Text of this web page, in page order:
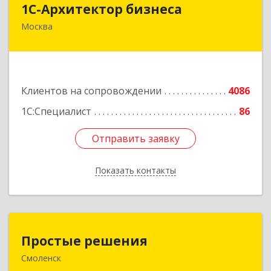
1С-Архитектор бизнеса
Москва
Клиентов на сопровождении
4086
1С:Специалист
86
Отправить заявку
Показать контакты
115114, Москва г, Кожевнический 2-й пер, дом
Отправить заявку
Назад
Простые решения
Смоленск
214015, Смоленская обл, Смоленск г, Большая